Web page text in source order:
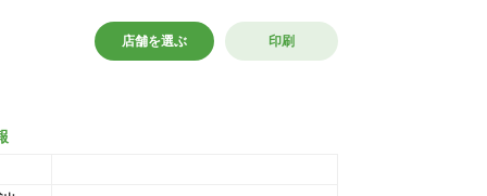
店舗を選ぶ 印刷